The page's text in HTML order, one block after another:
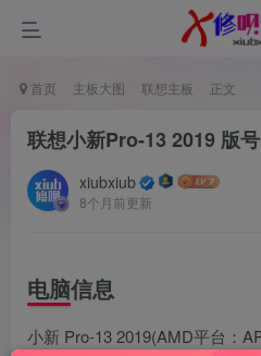
首页 主板大图 联想主板 正文
联想小新Pro-13 2019 版
xiubxiub
8个月前更新
电脑信息
小新 Pro-13 2019(AMD平台：